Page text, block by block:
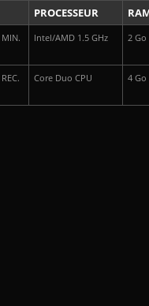
PROCESSEUR
MIN. Intel/AMD 1.5 GHz 2 Go
REC. Core Duo CPU 4 Go